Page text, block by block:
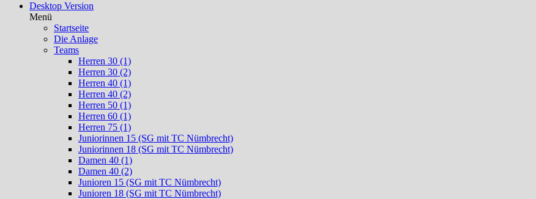
Desktop Version
Menü
Startseite
Die Anlage
Teams
Herren 30 (1)
Herren 30 (2)
Herren 40 (1)
Herren 40 (2)
Herren 50 (1)
Herren 60 (1)
Herren 75 (1)
Juniorinnen 15 (SG mit TC Nümbrecht)
Juniorinnen 18 (SG mit TC Nümbrecht)
Damen 40 (1)
Damen 40 (2)
Junioren 15 (SG mit TC Nümbrecht)
Junioren 18 (SG mit TC Nümbrecht)